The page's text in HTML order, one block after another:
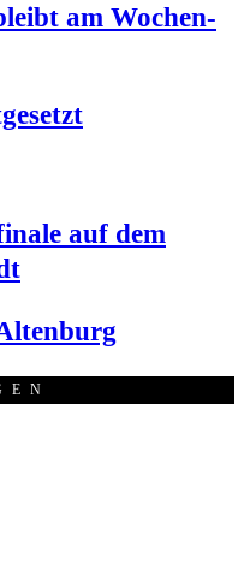
am Wochen­
auf dem